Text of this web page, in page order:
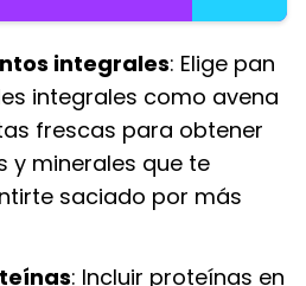
integrales: Elige pan
integrales como avena
frescas para obtener
y minerales que te
saciado por más
: Incluir proteínas en